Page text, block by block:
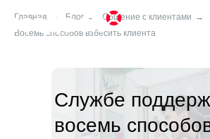
Главная → Блог → Общение с клиентами →
Восемь способов взбесить клиента
Службе
восемь